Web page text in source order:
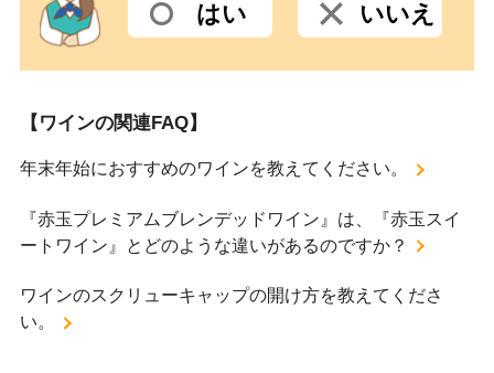
はい いいえ
【ワインの関連FAQ】
年末年始におすすめのワインを教えてください。
『赤玉プレミアムブレンデッドワイン』は、『赤玉スイ
ートワイン』とどのような違いがあるのですか？
ワインのスクリューキャップの開け方を教えてくださ
い。